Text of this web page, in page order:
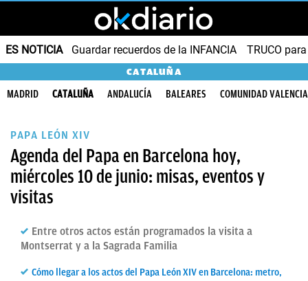
ES NOTICIA Guardar recuerdos de la INFANCIA TRUCO
CATALUÑA
MADRID CATALUÑA ANDALUCÍA BALEARES COMUNIDAD
PAPA LEÓN XIV
Agenda del Papa en Barcelona hoy,
miércoles 10 de junio: misas, eventos y
visitas
Entre otros actos están programados la visita a
Montserrat y a la Sagrada Familia
Cómo llegar a los actos del Papa León XIV en Barcelona: metro,